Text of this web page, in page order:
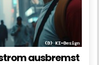
ausbremst